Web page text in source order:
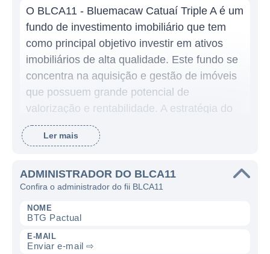
O BLCA11 - Bluemacaw Catuaí Triple A é um
fundo de investimento imobiliário que tem
como principal objetivo investir em ativos
imobiliários de alta qualidade. Este fundo se
concentra na aquisição e gestão de imóveis
que possuem grande potencial de
valorização e rentabilidade. A estratégia do
BLCA11 é buscar uma rentabilidade atrativa
para seus cotistas, através da exploração de
estratégicas, especialmente no seguimento
de varejo.
Os ativos em que o BLCA11 investe são
variados, incluindo imóveis comerciais, como
shoppings e lojas de varejo, que possibilitam
Ler mais
ADMINISTRADOR DO BLCA11
Confira o administrador do fii BLCA11
NOME
BTG Pactual
E-MAIL
Enviar e-mail ⇨